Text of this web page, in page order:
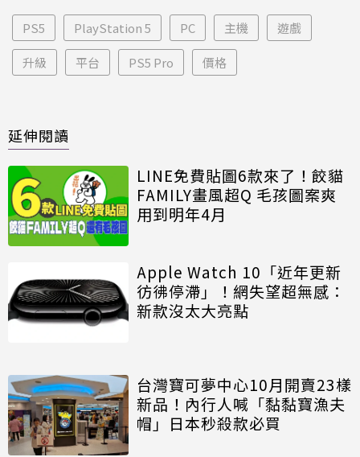
PS5 PlayStation 5 PC 主機 遊戲
升級 平台 PS5 Pro 價格
延伸閱讀
LINE免費貼圖6款來了！餃貓
FAMILY畫風超Q 毛孩圖案爽
用到明年4月
Apple Watch 10「近年更新
彷彿停滯」！網失望超無感：
新款沒太大亮點
台灣寶可夢中心10月開賣23樣
新品！內行人喊「黏黏寶漁夫
帽」日本秒殺款必買